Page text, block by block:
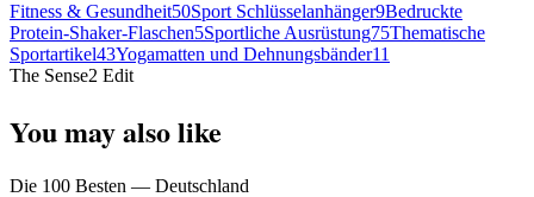
Fitness & Gesundheit50Sport Schlüsselanhänger9Bedruckte
Protein-Shaker-Flaschen5Sportliche Ausrüstung75Thematische
Sportartikel43Yogamatten und Dehnungsbänder11
The Sense2 Edit
You may also like
Die 100 Besten — Deutschland